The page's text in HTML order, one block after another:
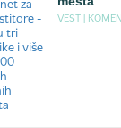
VEST |